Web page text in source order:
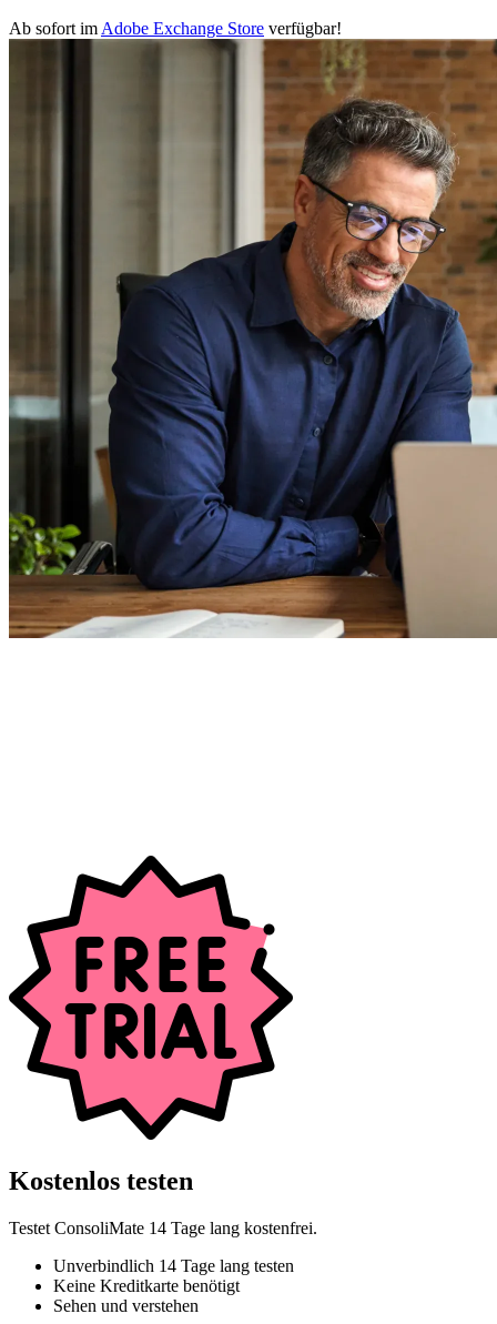
Ab sofort im Adobe Exchange Store verfügbar!
Kostenlos testen
Testet ConsoliMate 14 Tage lang kostenfrei.
Unverbindlich 14 Tage lang testen
Keine Kreditkarte benötigt
Sehen und verstehen